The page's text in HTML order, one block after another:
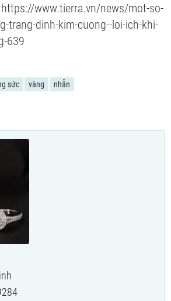
www.tierra.vn/news/mot-so-
trang-dinh-kim-cuong--loi-ich-khi-
639
sức vàng nhẫn